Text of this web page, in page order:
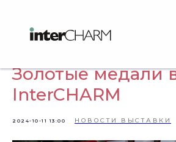
Золотые медали
InterCHARM
2024-10-11 13:00 НОВОСТИ ВЫСТАВКИ